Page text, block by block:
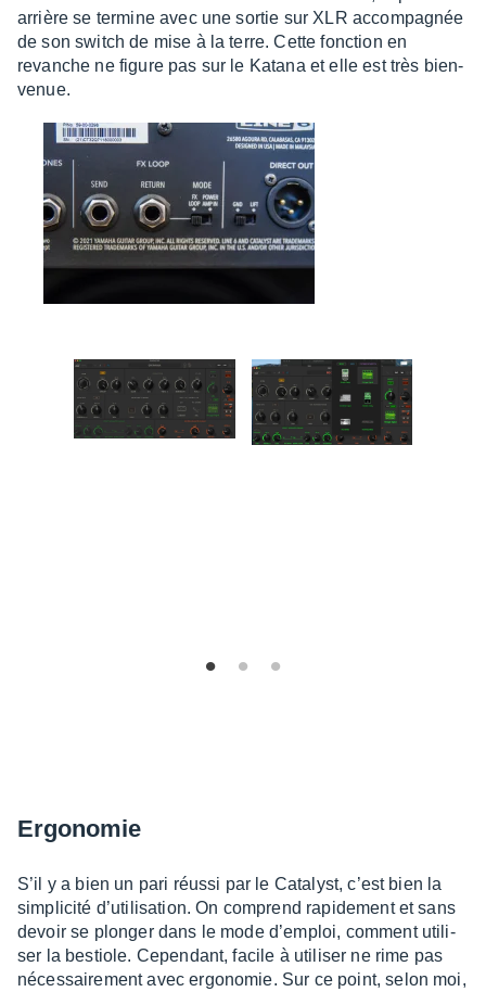
arrière se termine avec une sortie sur XLR accom­pa­gnée
de son switch de mise à la terre. Cette fonc­tion en
revanche ne figure pas sur le Katana et elle est très bien­
ve­nue.
Ergo­no­mie
S’il y a bien un pari réussi par le Cata­lyst, c’est bien la
simpli­cité d’uti­li­sa­tion. On comprend rapi­de­ment et sans
devoir se plon­ger dans le mode d’em­ploi, comment utili­
ser la bestiole. Cepen­dant, facile à utili­ser ne rime pas
néces­sai­re­ment avec ergo­no­mie. Sur ce point, selon moi,